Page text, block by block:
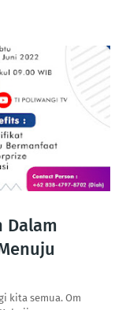
Dalam
kita semua. Om